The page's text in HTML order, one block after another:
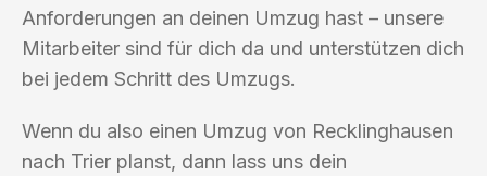
Anforderungen an deinen Umzug hast – unsere
Mitarbeiter sind für dich da und unterstützen dich
bei jedem Schritt des Umzugs.
Wenn du also einen Umzug von Recklinghausen
nach Trier planst, dann lass uns dein